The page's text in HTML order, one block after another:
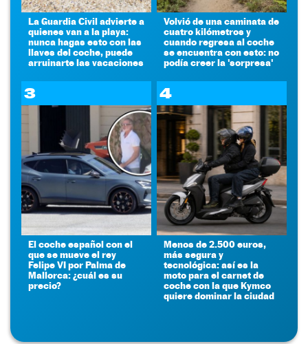
La Guardia Civil advierte a
quienes van a la playa:
nunca hagas esto con las
llaves del coche, puede
arruinarte las vacaciones
Volvió de una caminata de
cuatro kilómetros y
cuando regresa al coche
se encuentra con esto: no
podía creer la 'sorpresa'
3
El coche español con el
que se mueve el rey
Felipe VI por Palma de
Mallorca: ¿cuál es su
precio?
4
Menos de 2.500 euros,
más segura y
tecnológica: así es la
moto para el carnet de
coche con la que Kymco
quiere dominar la ciudad